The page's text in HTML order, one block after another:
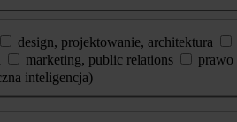
design, projektowanie, architektura
marketing, public relations prawo
inteligencja)